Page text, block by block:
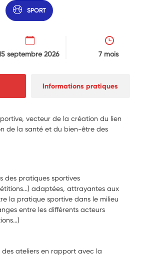
SPORT
septembre 2026 7 mois
Informations pratiques
vecteur de la création du lien
de la santé et du bien-être des
des pratiques sportives
adaptées, attrayantes aux
la pratique sportive dans le milieu
entre les différents acteurs
ateliers en rapport avec la